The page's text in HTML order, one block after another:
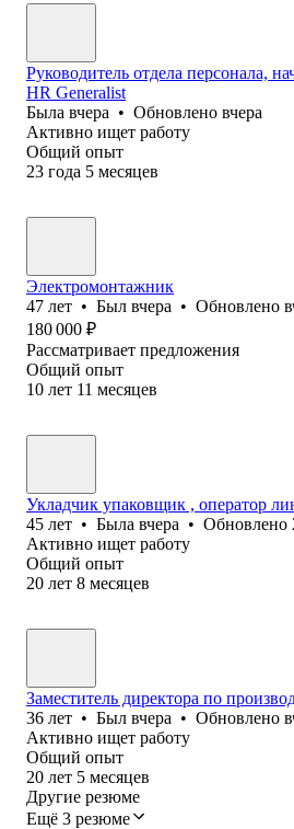
Руководитель отдела персонала,
HR Generalist
Была вчера • Обновлено вчера
Активно ищет работу
Общий опыт
23 года 5 месяцев
Электромонтажник
47 лет • Был вчера • Обновлено
180 000 ₽
Рассматривает предложения
Общий опыт
10 лет 11 месяцев
Укладчик упаковщик , оператор
45 лет • Была вчера • Обновлено
Активно ищет работу
Общий опыт
20 лет 8 месяцев
Заместитель директора по
36 лет • Был вчера • Обновлено
Активно ищет работу
Общий опыт
20 лет 5 месяцев
Другие резюме
Ещё 3 резюме